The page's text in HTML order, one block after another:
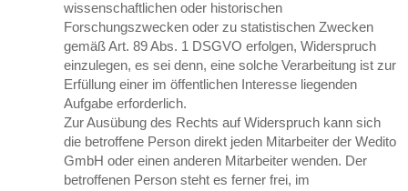
wissenschaftlichen oder historischen
Forschungszwecken oder zu statistischen Zwecken
gemäß Art. 89 Abs. 1 DSGVO erfolgen, Widerspruch
einzulegen, es sei denn, eine solche Verarbeitung ist zur
Erfüllung einer im öffentlichen Interesse liegenden
Aufgabe erforderlich.
Zur Ausübung des Rechts auf Widerspruch kann sich
die betroffene Person direkt jeden Mitarbeiter der Wedito
GmbH oder einen anderen Mitarbeiter wenden. Der
betroffenen Person steht es ferner frei, im